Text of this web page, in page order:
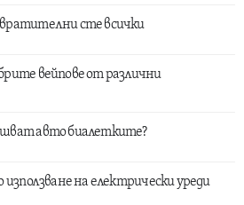
сте всички
вейпове от различни
авто биалетките?
използване на електрически уреди